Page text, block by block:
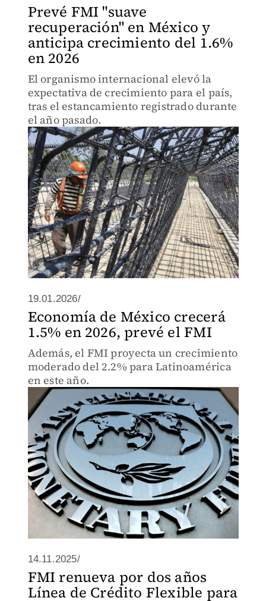
Prevé FMI "suave
recuperación" en México y
anticipa crecimiento del 1.6%
en 2026
El organismo internacional elevó la
expectativa de crecimiento para el país,
tras el estancamiento registrado durante
el año pasado.
19.01.2026/
Economía de México crecerá
1.5% en 2026, prevé el FMI
Además, el FMI proyecta un crecimiento
moderado del 2.2% para Latinoamérica
en este año.
14.11.2025/
FMI renueva por dos años
Línea de Crédito Flexible para